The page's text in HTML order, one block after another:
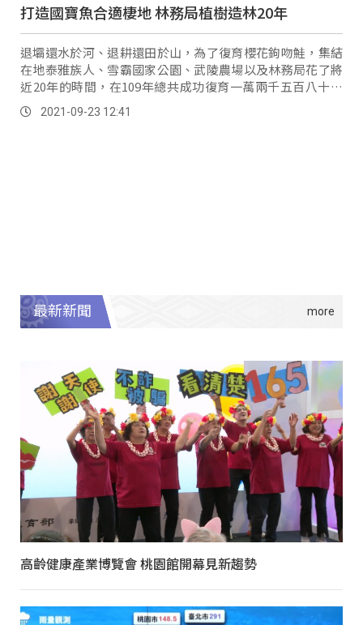
打造國寶魚合適棲地 林務局植樹造林20年
退壩還水於河、退耕還田於山，為了復育櫻花鉤吻鮭，集結
在地泰雅族人、雪霸國家公園、武陵農場以及林務局花了將
近20年的時間，在109年總共成功復育一萬兩千五百八十七
隻櫻花鉤吻鮭。
2021-09-23 12:41
最新新聞
高齡健康產業博覽會 桃園館開幕見新趨勢